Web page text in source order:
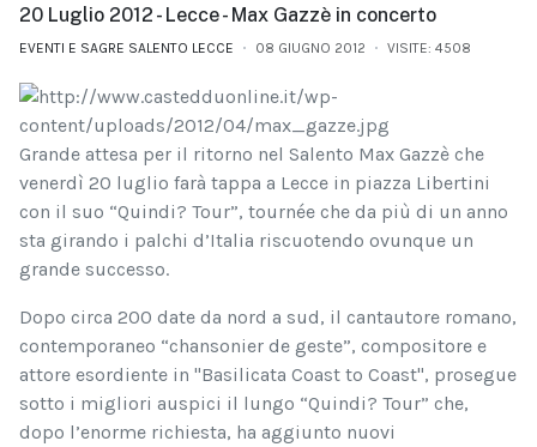
20 Luglio 2012 - Lecce - Max Gazzè in concerto
EVENTI E SAGRE SALENTO LECCE 08 GIUGNO 2012 VISITE: 4508
Grande attesa per il ritorno nel Salento Max Gazzè che
venerdì 20 luglio farà tappa a Lecce in piazza Libertini
con il suo “Quindi? Tour”, tournée che da più di un anno
sta girando i palchi d’Italia riscuotendo ovunque un
grande successo.
Dopo circa 200 date da nord a sud, il cantautore romano,
contemporaneo “chansonier de geste”, compositore e
attore esordiente in "Basilicata Coast to Coast", prosegue
sotto i migliori auspici il lungo “Quindi? Tour” che,
dopo l’enorme richiesta, ha aggiunto nuovi